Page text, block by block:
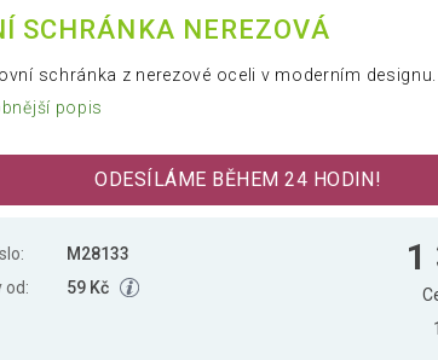
SCHRÁNKA NEREZOVÁ
schránka z nerezové oceli v moderním designu.
popis
ODESÍLÁME BĚHEM 24 HODIN!
M28133
od:
59 Kč
1